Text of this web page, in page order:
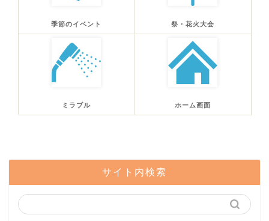
季節のイベント 祭・花火大会
ミラブル ホーム画面
サイト内検索